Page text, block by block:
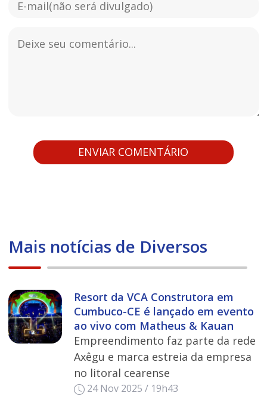
Mais notícias de Diversos
Resort da VCA Construtora em
Cumbuco-CE é lançado em evento
ao vivo com Matheus & Kauan
Empreendimento faz parte da rede
Axêgu e marca estreia da empresa
no litoral cearense
24 Nov 2025 / 19h43